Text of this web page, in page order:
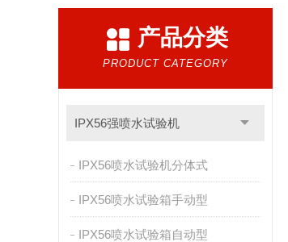
产品分类
PRODUCT CATEGORY
IPX56强喷水试验机
IPX56喷水试验机分体式
IPX56喷水试验箱手动型
IPX56喷水试验箱自动型